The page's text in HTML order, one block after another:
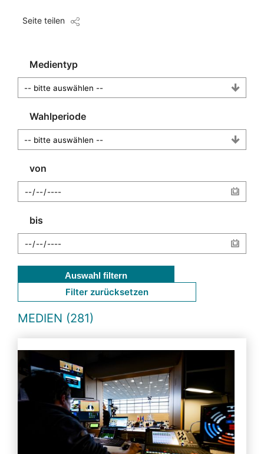
Seite teilen
Medientyp
Wahlperiode
von
bis
Auswahl filtern
Filter zurücksetzen
MEDIEN (281)